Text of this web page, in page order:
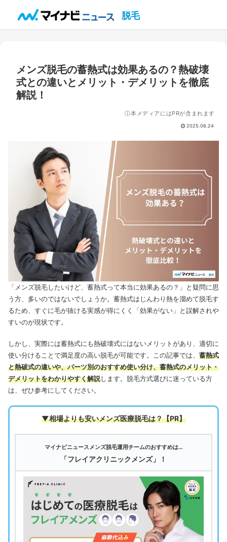
脱毛
メンズ脱毛の蓄熱式は効果あるの？熱破壊
式との違いとメリット・デメリットを徹底
解説！
ⓘ本メディアにはPRが含まれます
2025.06.24
「メンズ脱毛したいけど、蓄熱式って本当に効果あるの？」と疑問に思
う方、多いのではないでしょうか。蓄熱式はじんわり熱を溜めて脱毛す
るため、すぐに毛が抜ける実感が得にくく「効果がない」と誤解されや
すいのが現状です。
しかし、実際には蓄熱式にも熱破壊式にはないメリットがあり、適切に
使い分けることで満足度の高い脱毛が可能です。この記事では、 蓄熱式
と熱破式の違いや、パーツ別のおすすめ使い分け、蓄熱式のメリット・
デメリットをわかりやすく解説します。脱毛方式選びに迷っている方
は、ぜひ参考にしてください。
▼相場よりも安いメンズ医療脱毛は？【PR】
マイナビニュースメンズ脱毛運用チームのおすすめは…
「フレイアクリニックメンズ」！